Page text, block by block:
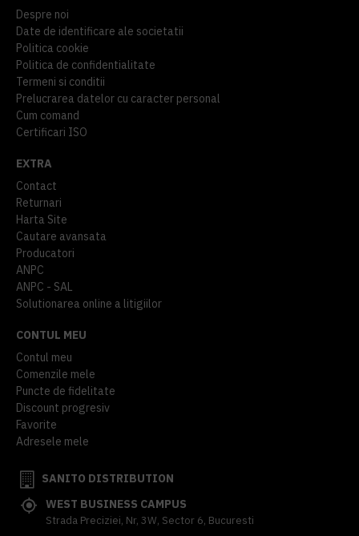
Despre noi
Date de identificare ale societatii
Politica cookie
Politica de confidentialitate
Termeni si conditii
Prelucrarea datelor cu caracter personal
Cum comand
Certificari ISO
EXTRA
Contact
Returnari
Harta Site
Cautare avansata
Producatori
ANPC
ANPC - SAL
Solutionarea online a litigiilor
CONTUL MEU
Contul meu
Comenzile mele
Puncte de fidelitate
Discount progresiv
Favorite
Adresele mele
SANITO DISTRIBUTION
WEST BUSINESS CAMPUS
Strada Preciziei, Nr, 3W, Sector 6, Bucuresti